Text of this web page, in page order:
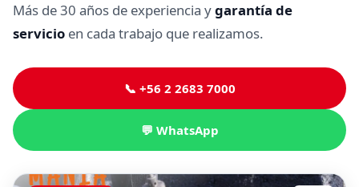
Más de 30 años de experiencia ygarantía de
servicio en cada trabajo que realizamos.
📞 +56 2 2683 7000
💬 WhatsApp